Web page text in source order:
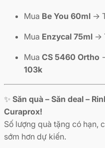
Mua Be You 60ml →
Mua Enzycal 75ml →
Mua CS 5460 Ortho
103k
✨ Săn quà – Săn deal –
Curaprox!
Số lượng quà tặng có hạn,
sớm hơn dự kiến.